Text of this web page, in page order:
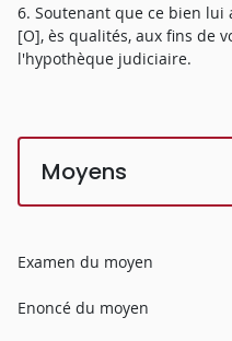
6. Soutenant que ce bien lui
[O], ès qualités, aux fins de
l'hypothèque judiciaire.
Moyens
Examen du moyen
Enoncé du moyen